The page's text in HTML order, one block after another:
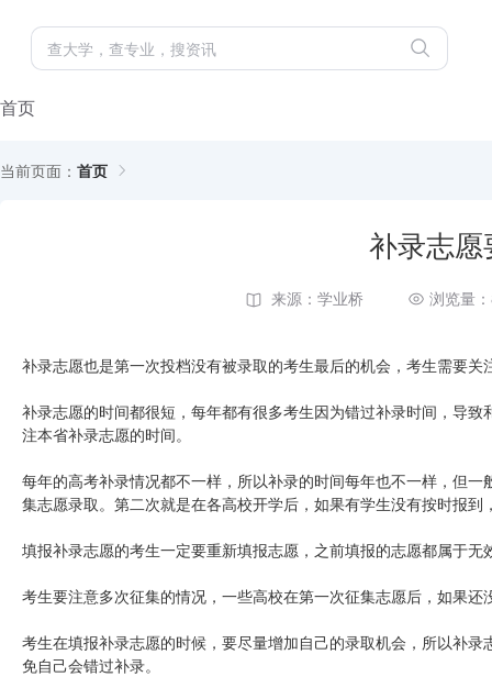
首页
当前页面： 首页
补录志
来源：学业桥 浏览量
补录志愿也是第一次投档没有被录取的考生最后的机会，考生需要
补录志愿的时间都很短，每年都有很多考生因为错过补录时间，导
注本省补录志愿的时间。
每年的高考补录情况都不一样，所以补录的时间每年也不一样，但
集志愿录取。第二次就是在各高校开学后，如果有学生没有按时报到
填报补录志愿的考生一定要重新填报志愿，之前填报的志愿都属于
考生要注意多次征集的情况，一些高校在第一次征集志愿后，如果
考生在填报补录志愿的时候，要尽量增加自己的录取机会，所以补
免自己会错过补录。